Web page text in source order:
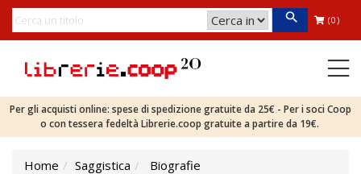
(0)
Per gli acquisti online: spese di spedizione gratuite da 25€ - Per i soci Coop
o con tessera fedeltà Librerie.coop gratuite a partire da 19€.
Home Saggistica
Biografie